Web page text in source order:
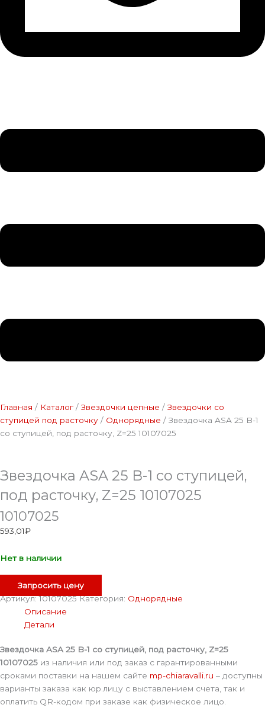
Главная / Каталог / Звездочки цепные / Звездочки со
ступицей под расточку / Однорядные / Звездочка ASA 25 B-1
со ступицей, под расточку, Z=25 10107025
Звездочка ASA 25 B-1 со ступицей,
под расточку, Z=25 10107025
10107025
593,01₽
Нет в наличии
Запросить цену
Артикул:10107025Категория: Однорядные
Описание
Детали
Звездочка ASA 25 B-1 со ступицей, под расточку, Z=25
10107025 из наличия или под заказ с гарантированными
сроками поставки на нашем сайте mp-chiaravalli.ru – доступны
варианты заказа как юр.лицу с выставлением счета, так и
оплатить QR-кодом при заказе как физическое лицо.